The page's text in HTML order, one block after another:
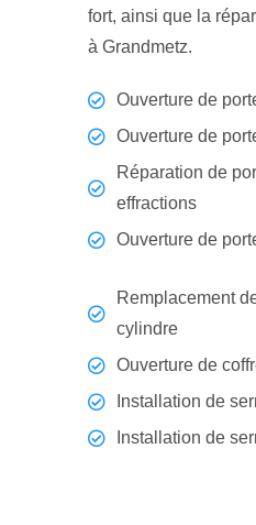
fort, ainsi que la
à Grandmetz.
Ouverture de
Ouverture de
Réparation de
effractions
Ouverture de
Remplacement
cylindre
Ouverture de
Installation de
Installation de